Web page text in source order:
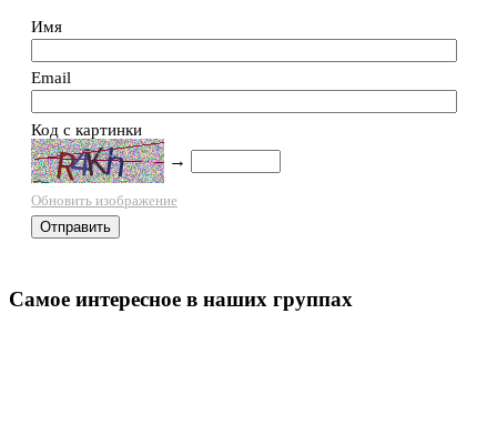
Имя
Email
Код с картинки
→
Обновить изображение
Самое интересное в наших группах